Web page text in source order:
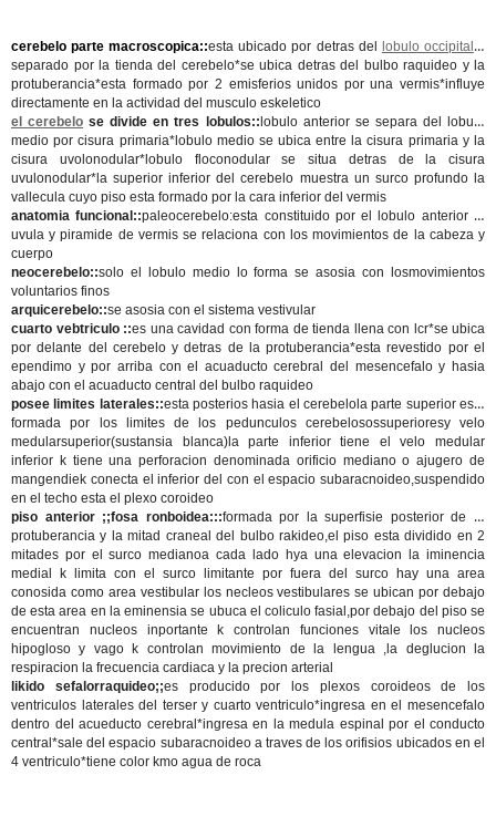
cerebelo parte macroscopica::esta ubicado por detras del lobulo occipital y
separado por la tienda del cerebelo*se ubica detras del bulbo raquideo y la
protuberancia*esta formado por 2 emisferios unidos por una vermis*influye
directamente en la actividad del musculo eskeletico
el cerebelo se divide en tres lobulos:: lobulo anterior se separa del lobulo
medio por cisura primaria*lobulo medio se ubica entre la cisura primaria y la
cisura uvolonodular*lobulo floconodular se situa detras de la cisura
uvulonodular*la superior inferior del cerebelo muestra un surco profundo la
vallecula cuyo piso esta formado por la cara inferior del vermis
anatomia funcional::paleocerebelo:esta constituido por el lobulo anterior la
uvula y piramide de vermis se relaciona con los movimientos de la cabeza y
cuerpo
neocerebelo::solo el lobulo medio lo forma se asosia con losmovimientos
voluntarios finos
arquicerebelo::se asosia con el sistema vestivular
cuarto vebtriculo ::es una cavidad con forma de tienda llena con lcr*se ubica
por delante del cerebelo y detras de la protuberancia*esta revestido por el
ependimo y por arriba con el acuaducto cerebral del mesencefalo y hasia
abajo con el acuaducto central del bulbo raquideo
posee limites laterales::esta posterios hasia el cerebelola parte superior esta
formada por los limites de los pedunculos cerebelosossuperioresy velo
medularsuperior(sustansia blanca)la parte inferior tiene el velo medular
inferior k tiene una perforacion denominada orificio mediano o ajugero de
mangendiek conecta el inferior del con el espacio subaracnoideo,suspendido
en el techo esta el plexo coroideo
piso anterior ;;fosa ronboidea:::formada por la superfisie posterior de la
protuberancia y la mitad craneal del bulbo rakideo,el piso esta dividido en 2
mitades por el surco medianoa cada lado hya una elevacion la iminencia
medial k limita con el surco limitante por fuera del surco hay una area
conosida como area vestibular los necleos vestibulares se ubican por debajo
de esta area en la eminensia se ubuca el coliculo fasial,por debajo del piso se
encuentran nucleos inportante k controlan funciones vitale los nucleos
hipogloso y vago k controlan movimiento de la lengua ,la deglucion la
respiracion la frecuencia cardiaca y la precion arterial
likido sefalorraquideo;;es producido por los plexos coroideos de los
ventriculos laterales del terser y cuarto ventriculo*ingresa en el mesencefalo
dentro del acueducto cerebral*ingresa en la medula espinal por el conducto
central*sale del espacio subaracnoideo a traves de los orifisios ubicados en el
4 ventriculo*tiene color kmo agua de roca